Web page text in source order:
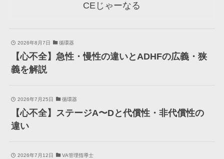
CEじゃーなる
2026年8月7日 循環器
【心不全】急性・慢性の違いとADHFの広義・狭
義を解説
2026年7月25日 循環器
【心不全】ステージA〜Dと代償性・非代償性の
違い
2026年7月12日 VA管理指導士